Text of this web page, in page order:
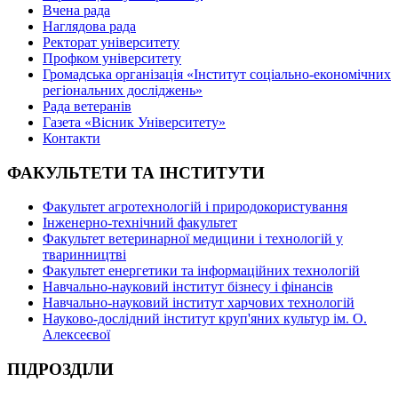
Вчена рада
Наглядова рада
Ректорат університету
Профком університету
Громадська організація «Інститут соціально-економічних
регіональних досліджень»
Рада ветеранів
Газета «Вісник Університету»
Контакти
ФАКУЛЬТЕТИ ТА ІНСТИТУТИ
Факультет агротехнологій і природокористування
Інженерно-технічний факультет
Факультет ветеринарної медицини і технологій у
тваринництві
Факультет енергетики та інформаційних технологій
Навчально-науковий інститут бізнесу і фінансів
Навчально-науковий інститут харчових технологій
Науково-дослідний інститут круп'яних культур ім. О.
Алексеєвої
ПІДРОЗДІЛИ